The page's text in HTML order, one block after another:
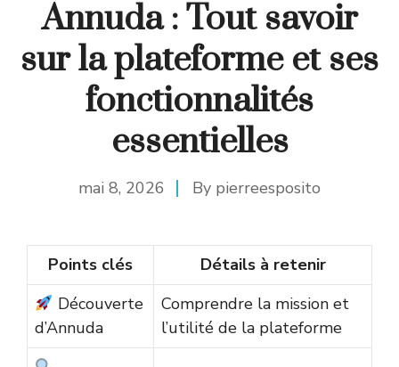
Annuda : Tout savoir
sur la plateforme et ses
fonctionnalités
essentielles
mai 8, 2026 By pierreesposito
Points clés
Détails à retenir
Découverte
d’Annuda
Comprendre la mission et
l’utilité de la plateforme